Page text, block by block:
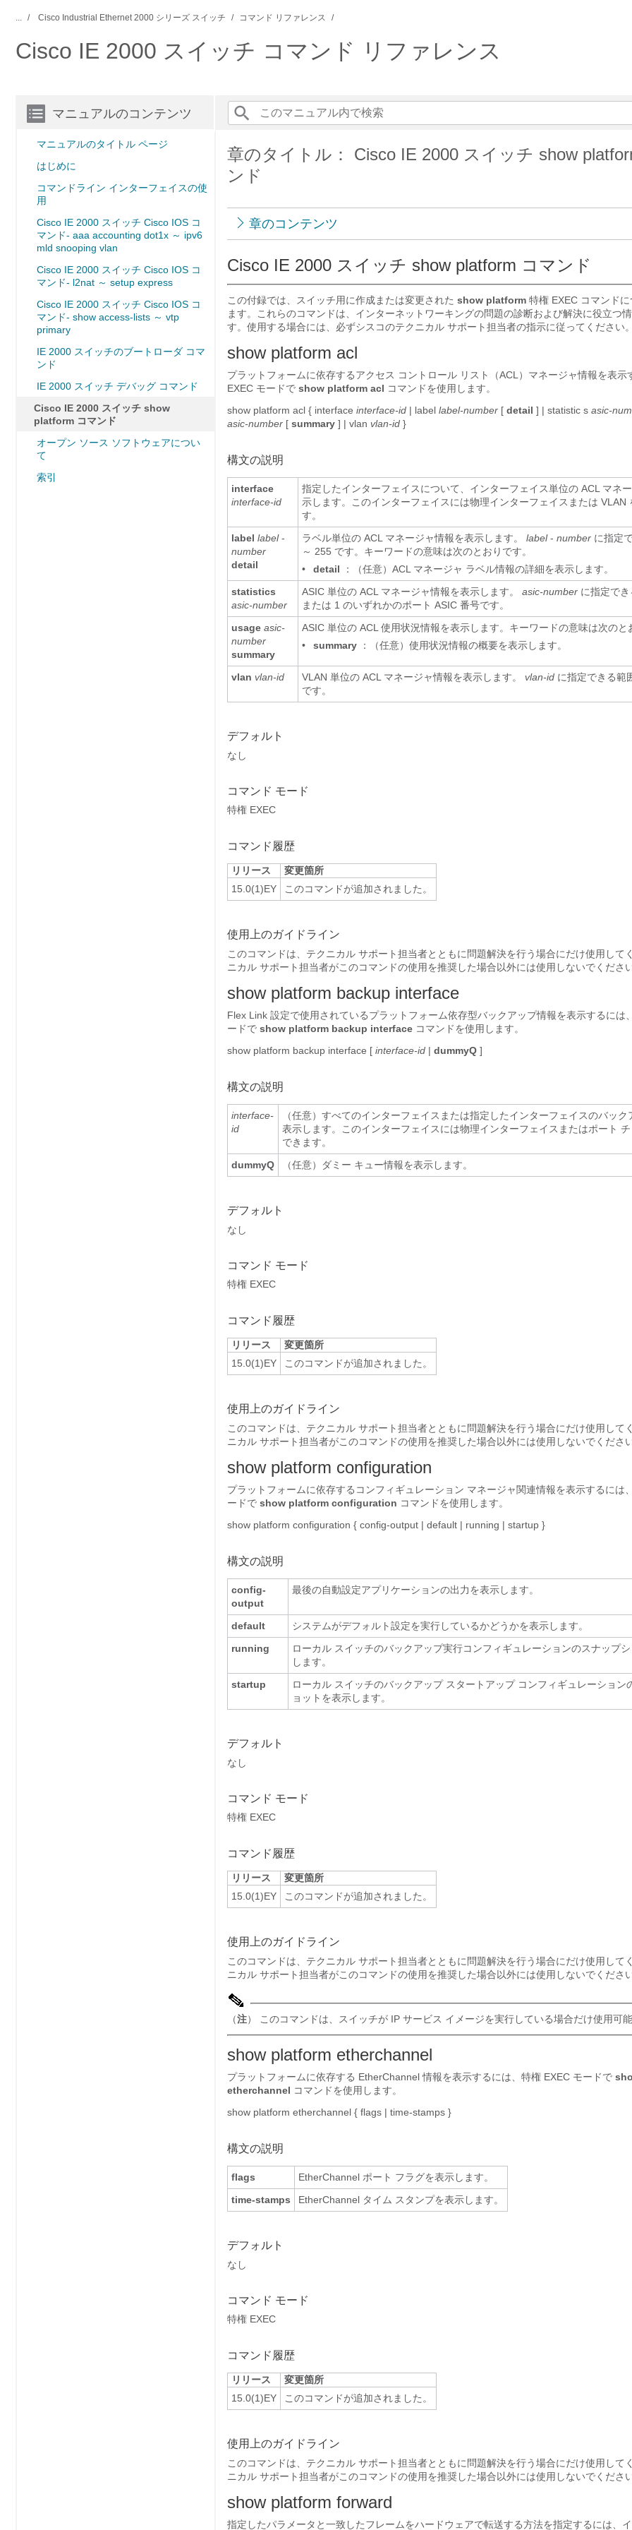
... Cisco Industrial Ethernet 2000 シリーズ スイッチ コマンド リファレンス
Cisco IE 2000 スイッチ コマンド リファレンス
マニュアルのコンテンツ
マニュアルのタイトル ページ
はじめに
コマンドライン インターフェイスの使
用
Cisco IE 2000 スイッチ Cisco IOS コ
マンド- aaa accounting dot1x ～ ipv6
mld snooping vlan
Cisco IE 2000 スイッチ Cisco IOS コ
マンド- l2nat ～ setup express
Cisco IE 2000 スイッチ Cisco IOS コ
マンド- show access-lists ～ vtp
primary
IE 2000 スイッチのブートローダ コマ
ンド
IE 2000 スイッチ デバッグ コマンド
Cisco IE 2000 スイッチ show
platform コマンド
オープン ソース ソフトウェアについ
て
索引
章のタイトル： Cisco IE 2000 スイッチ show
ンド
章のコンテンツ
Cisco IE 2000 スイッチ show platform コマンド
この付録では、スイッチ用に作成または変更された show platform 特権 EXEC コマンド
ます。これらのコマンドは、インターネットワーキングの問題の診断および解決に役立つ
す。使用する場合には、必ずシスコのテクニカル サポート担当者の指示に従ってください。
show platform acl
プラットフォームに依存するアクセス コントロール リスト（ACL）マネージャ情報を表示
EXEC モードで show platform acl コマンドを使用します。
show platform acl { interface interface-id | label label-number [ detail ] | statistic s asic-
asic-number [ summary ] | vlan vlan-id }
構文の説明
interface
interface-id
指定したインターフェイスについて、インターフェイス単位の ACL マネ
示します。このインターフェイスには物理インターフェイスまたは VLAN
す。
label label -
number
detail
ラベル単位の ACL マネージャ情報を表示します。 label - number に指定
～ 255 です。キーワードの意味は次のとおりです。
•
detail
：（任意）ACL マネージャ ラベル情報の詳細を表示します。
statistics
asic-number
ASIC 単位の ACL マネージャ情報を表示します。 asic-number に指定で
または 1 のいずれかのポート ASIC 番号です。
usage asic-
number
summary
ASIC 単位の ACL 使用状況情報を表示します。キーワードの意味は次のと
•
summary ：（任意）使用状況情報の概要を表示します。
vlan vlan-id VLAN 単位の ACL マネージャ情報を表示します。 vlan-id に指定できる範
です。
デフォルト
なし
コマンド モード
特権 EXEC
コマンド履歴
リリース
変更箇所
15.0(1)EY
このコマンドが追加されました。
使用上のガイドライン
このコマンドは、テクニカル サポート担当者とともに問題解決を行う場合にだけ使用して
ニカル サポート担当者がこのコマンドの使用を推奨した場合以外には使用しないでください
show platform backup interface
Flex Link 設定で使用されているプラットフォーム依存型バックアップ情報を表示するには
ードで show platform backup interface コマンドを使用します。
show platform backup interface [ interface-id | dummyQ ]
構文の説明
interface-
id
（任意）すべてのインターフェイスまたは指定したインターフェイスのバック
表示します。このインターフェイスには物理インターフェイスまたはポート
できます。
dummyQ
（任意）ダミー キュー情報を表示します。
デフォルト
なし
コマンド モード
特権 EXEC
コマンド履歴
リリース
変更箇所
15.0(1)EY
このコマンドが追加されました。
使用上のガイドライン
このコマンドは、テクニカル サポート担当者とともに問題解決を行う場合にだけ使用して
ニカル サポート担当者がこのコマンドの使用を推奨した場合以外には使用しないでください
show platform configuration
プラットフォームに依存するコンフィギュレーション マネージャ関連情報を表示するには
ードで show platform configuration コマンドを使用します。
show platform configuration { config-output | default | running | startup }
構文の説明
config-
output
最後の自動設定アプリケーションの出力を表示します。
default
システムがデフォルト設定を実行しているかどうかを表示します。
running
ローカル スイッチのバックアップ実行コンフィギュレーションのスナップ
します。
startup
ローカル スイッチのバックアップ スタートアップ コンフィギュレーション
ョットを表示します。
デフォルト
なし
コマンド モード
特権 EXEC
コマンド履歴
リリース
変更箇所
15.0(1)EY
このコマンドが追加されました。
使用上のガイドライン
このコマンドは、テクニカル サポート担当者とともに問題解決を行う場合にだけ使用して
ニカル サポート担当者がこのコマンドの使用を推奨した場合以外には使用しないでください
（注） このコマンドは、スイッチが IP サービス イメージを実行している場合だけ使用可能
show platform etherchannel
プラットフォームに依存する EtherChannel 情報を表示するには、特権 EXEC モードで
etherchannel コマンドを使用します。
show platform etherchannel { flags | time-stamps }
構文の説明
flags
EtherChannel ポート フラグを表示します。
time-stamps
EtherChannel タイム スタンプを表示します。
デフォルト
なし
コマンド モード
特権 EXEC
コマンド履歴
リリース
変更箇所
15.0(1)EY
このコマンドが追加されました。
使用上のガイドライン
このコマンドは、テクニカル サポート担当者とともに問題解決を行う場合にだけ使用して
ニカル サポート担当者がこのコマンドの使用を推奨した場合以外には使用しないでください
show platform forward
指定したパラメータと一致したフレームをハードウェアで転送する方法を指定するには、